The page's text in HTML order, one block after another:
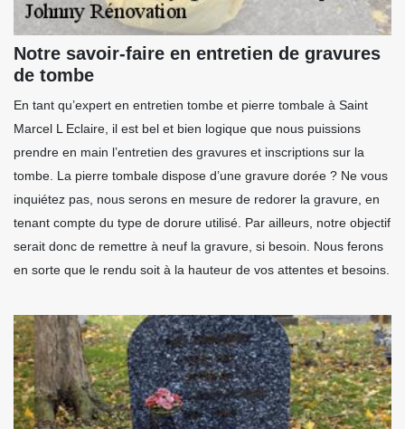
Notre savoir-faire en entretien de gravures
de tombe
En tant qu’expert en entretien tombe et pierre tombale à Saint
Marcel L Eclaire, il est bel et bien logique que nous puissions
prendre en main l’entretien des gravures et inscriptions sur la
tombe. La pierre tombale dispose d’une gravure dorée ? Ne vous
inquiétez pas, nous serons en mesure de redorer la gravure, en
tenant compte du type de dorure utilisé. Par ailleurs, notre objectif
serait donc de remettre à neuf la gravure, si besoin. Nous ferons
en sorte que le rendu soit à la hauteur de vos attentes et besoins.